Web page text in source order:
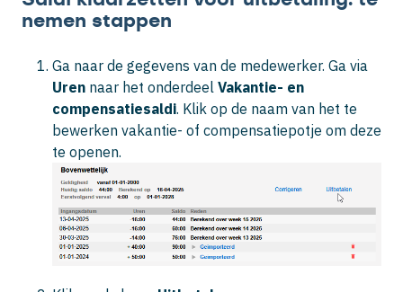
nemen stappen
Ga naar de gegevens van de medewerker. Ga via
Uren naar het onderdeel Vakantie- en
compensatiesaldi. Klik op de naam van het te
bewerken vakantie- of compensatiepotje om deze
te openen.